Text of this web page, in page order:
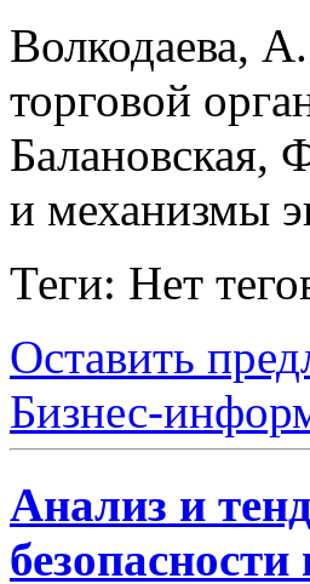
Волкодаева,
торговой
Балановская,
и механизмы
Теги: Нет
Оставить
Бизнес-
Анализ и